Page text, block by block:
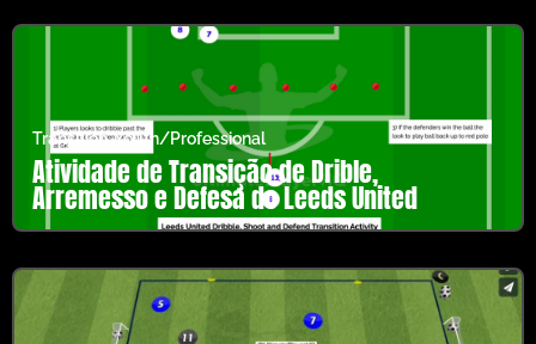
Transition,Youth/Professional
Atividade de Transição de Drible,
Arremesso e Defesa do Leeds United